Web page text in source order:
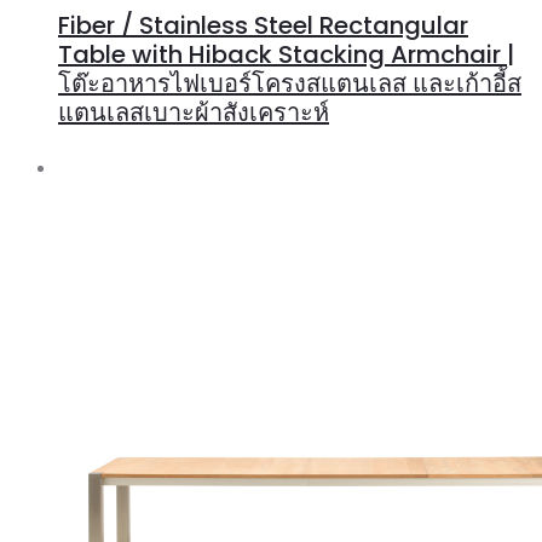
Fiber / Stainless Steel Rectangular
Table with Hiback Stacking Armchair |
โต๊ะอาหารไฟเบอร์โครงสแตนเลส และเก้าอี้ส
แตนเลสเบาะผ้าสังเคราะห์